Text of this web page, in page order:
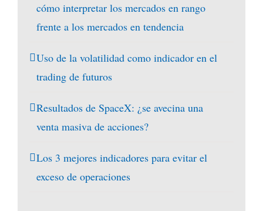
cómo interpretar los mercados en rango
frente a los mercados en tendencia
Uso de la volatilidad como indicador en el
trading de futuros
Resultados de SpaceX: ¿se avecina una
venta masiva de acciones?
Los 3 mejores indicadores para evitar el
exceso de operaciones